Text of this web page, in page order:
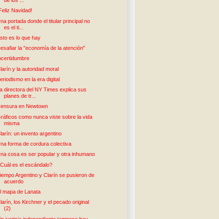
Navidad!
portada donde el titular principal no
es el ti...
es lo que hay
la "economía de la atención"
y la autoridad moral
en la era digital
directora del NY Times explica sus
planes de tr...
en Newtown
como nunca viste sobre la vida
misma
un invento argentino
forma de cordura colectiva
cosa es ser popular y otra inhumano
es el escándalo?
Argentino y Clarín se pusieron de
acuerdo
mapa de Lanata
los Kirchner y el pecado original
(2)